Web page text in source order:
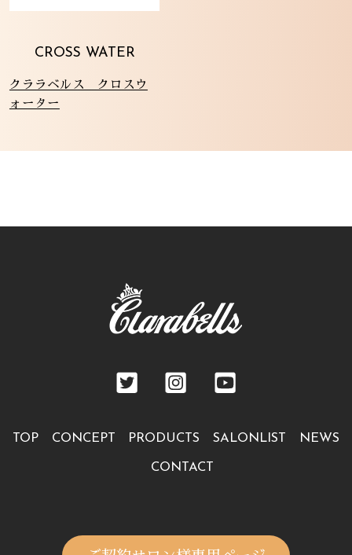
CROSS WATER
クララベルス クロスウ
ォーター
TOP CONCEPT PRODUCTS SALONLIST NEWS
CONTACT